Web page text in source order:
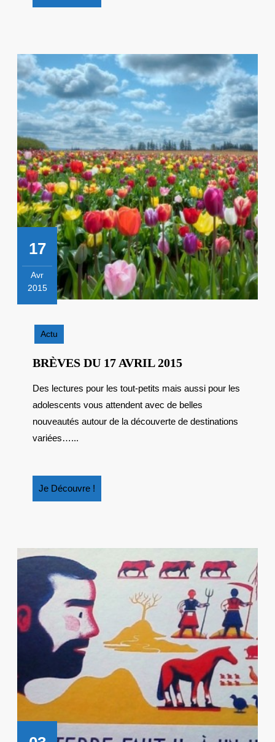
Découvre
17
Avr
2015
2015
Actu
BRÈVES DU 17 AVRIL 2015BRÈVES
17
AVRIL
2015
Des lectures pour les tout-petits mais aussi pour les
adolescents vous attendent avec de belles
nouveautés autour de la découverte de destinations
variées…...
Je Découvre !
Découvre